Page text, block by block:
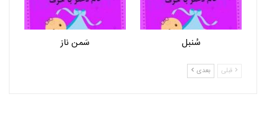
سُنبل سَمن ناز
قبلی بعدی